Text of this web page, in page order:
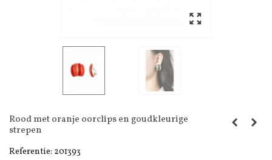
Rood met oranje oorclips en goudkleurige
strepen
Referentie: 201393